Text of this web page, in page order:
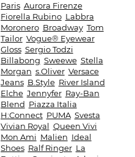
Paris Aurora Firenze
Fiorella Rubino Labbra
Moronero Broadway Tom
Tailor Vogue® Eyewear
Gloss Sergio Todzi
Billabong Sweewe Stella
Morgan s.Oliver Versace
Jeans B.Style River Island
Elche Jennyfer Ray-Ban
Blend Piazza Italia
H:Connect PUMA Svesta
Vivian Royal Queen Vivi
Mon Ami Malien Ideal
Shoes Ralf Ringer La